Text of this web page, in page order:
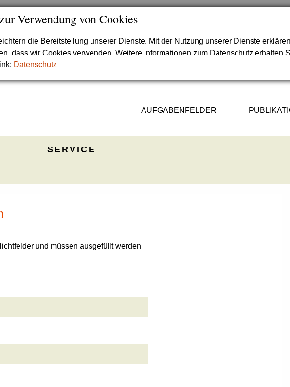
Verwendung von Cookies
die Bereitstellung unserer Dienste. Mit der Nutzung unserer Dienste
dass wir Cookies verwenden. Weitere Informationen zum Datenschutz erhalten
Datenschutz
AUFGABENFELDER
SERVICE
und müssen ausgefüllt werden